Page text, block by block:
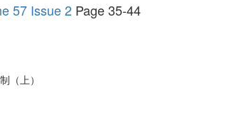
57 Issue 2 Page 35-44
（上）